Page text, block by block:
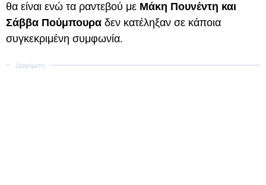
θα είναι ενώ τα ραντεβού με Μάκη Πουνέντη και
Σάββα Πούμπουρα δεν κατέληξαν σε κάποια
συγκεκριμένη συμφωνία.